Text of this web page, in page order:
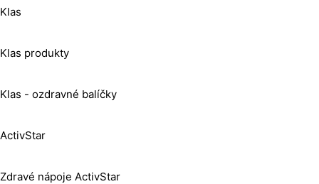
Klas
Klas produkty
Klas - ozdravné balíčky
ActivStar
Zdravé nápoje ActivStar